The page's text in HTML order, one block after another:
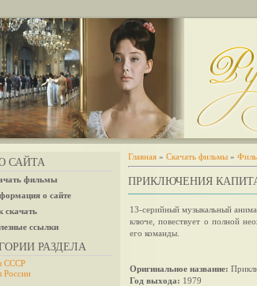
САЙТА
фильмы
о сайте
скачать
ссылки
РАЗДЕЛА
СССР
России
Главная » Скачать фильмы »
ПРИКЛЮЧЕНИЯ
13-серийный музыкальный
ключе, повествует о полной
его команды.
Оригинальное название:
Год выхода: 1979